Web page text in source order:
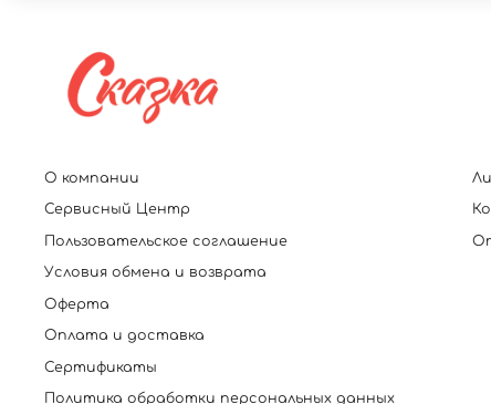
О компании
Сервисный Центр
Пользовательское соглашение
Условия обмена и возврата
Оферта
Оплата и доставка
Сертификаты
Политика обработки персональных данных